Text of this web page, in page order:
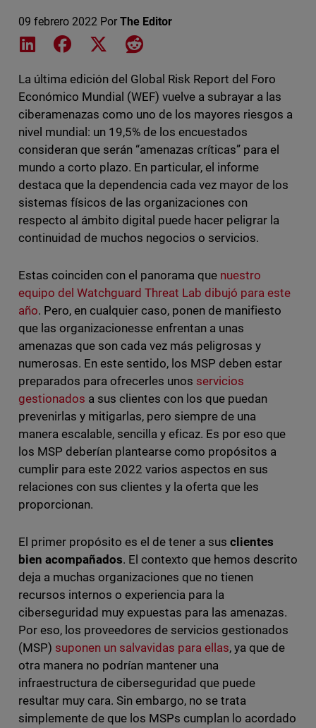
09 febrero 2022 Por The Editor
Share on LinkedIn
Share on Facebook
Share on XShare on Reddit
La última edición del Global Risk Report del Foro
Económico Mundial (WEF) vuelve a subrayar a las
ciberamenazas como uno de los mayores riesgos a
nivel mundial: un 19,5% de los encuestados
consideran que serán “amenazas críticas” para el
mundo a corto plazo. En particular, el informe
destaca que la dependencia cada vez mayor de los
sistemas físicos de las organizaciones con
respecto al ámbito digital puede hacer peligrar la
continuidad de muchos negocios o servicios.
Estas coinciden con el panorama que nuestro
equipo del Watchguard Threat Lab dibujó para este
año. Pero, en cualquier caso, ponen de manifiesto
que las organizacionesse enfrentan a unas
amenazas que son cada vez más peligrosas y
numerosas. En este sentido, los MSP deben estar
preparados para ofrecerles unos servicios
gestionados a sus clientes con los que puedan
prevenirlas y mitigarlas, pero siempre de una
manera escalable, sencilla y eficaz. Es por eso que
los MSP deberían plantearse como propósitos a
cumplir para este 2022 varios aspectos en sus
relaciones con sus clientes y la oferta que les
proporcionan.
El primer propósito es el de tener a susclientes
bien acompañados. El contexto que hemos descrito
deja a muchas organizaciones que no tienen
recursos internos o experiencia para la
ciberseguridad muy expuestas para las amenazas.
Por eso, los proveedores de servicios gestionados
(MSP) suponen un salvavidas para ellas, ya que de
otra manera no podrían mantener una
infraestructura de ciberseguridad que puede
resultar muy cara. Sin embargo, no se trata
simplemente de que los MSPs cumplan lo acordado